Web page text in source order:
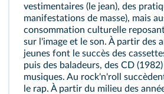
vestimentaires (le jean), des
manifestations de masse), mais
consommation culturelle
sur l'image et le son. À partir des
jeunes font le succès des
puis des baladeurs, des CD
musiques. Au rock'n'roll
le rap. À partir du milieu des